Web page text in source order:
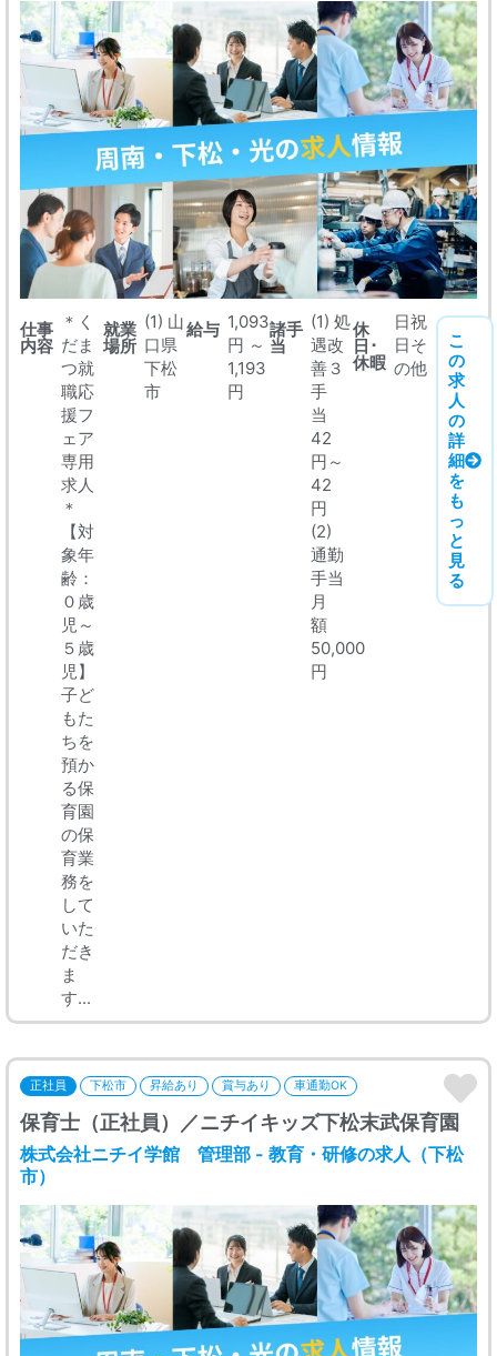
仕事
内容
＊く
だま
つ就
職応
援フ
ェア
専用
求人
＊
【対
象年
齢：
０歳
児～
５歳
児】
子ど
もた
ちを
預か
る保
育園
の保
育業
務を
して
いた
だき
ま
す...
就業
場所
(1) 山
口県
下松
市
給与 1,093
円 ～
1,193
円
諸手
当
(1) 処
遇改
善３
手
当
42
円～
42
円
(2)
通勤
手当
月
額
50,000
円
休
日･
休暇
日祝
日そ
の他
こ
の
求
人
の
詳
細
を
も
っ
と
見
る
正社員 下松市 昇給あり 賞与あり 車通勤OK
保育士（正社員）／ニチイキッズ下松末武保育園
株式会社ニチイ学館 管理部 - 教育・研修の求人（下松
市）